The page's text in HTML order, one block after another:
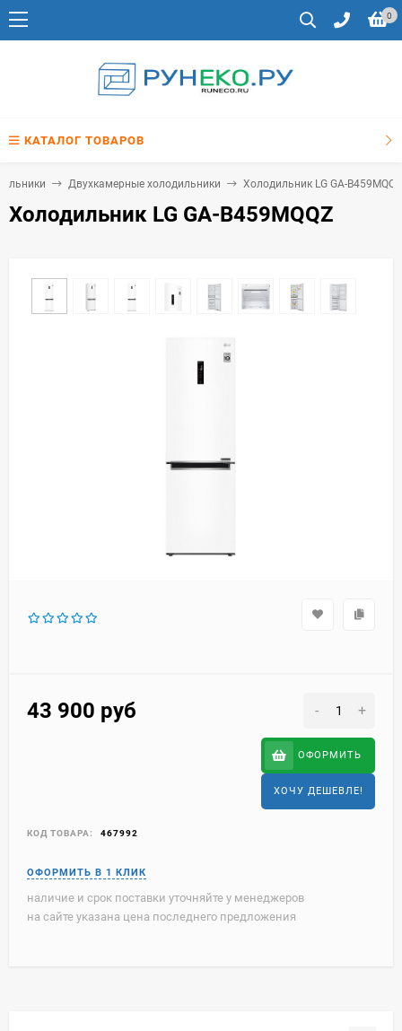
0
КАТАЛОГ ТОВАРОВ
Двухкамерные холодильники Холодильник LG GA-B459MQQZ
Холодильник LG GA-B459MQQZ
43 900 руб - +
ОФОРМИТЬ
ХОЧУ ДЕШЕВЛЕ!
КОД ТОВАРА: 467992
наличие и срок поставки уточняйте у менеджеров
на сайте указана цена последнего предложения